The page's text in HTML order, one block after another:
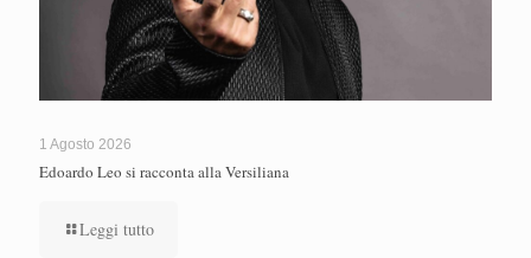
1 Agosto 2026
Edoardo Leo si racconta alla Versiliana
Leggi tutto